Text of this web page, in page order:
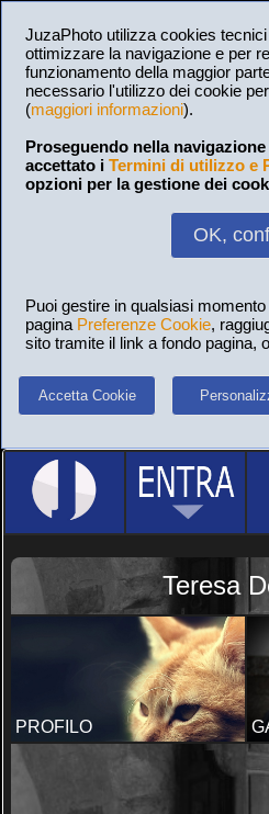
JuzaPhoto utilizza cookies
ottimizzare la navigazione e per
funzionamento della maggior
necessario l'utilizzo dei cookie
(maggiori informazioni).
Proseguendo nella
accettato i Termini di utilizzo e
opzioni per la gestione dei
OK,
Puoi gestire in qualsiasi
pagina Preferenze Cookie,
sito tramite il link a fondo pagina,
Accetta Cookie
Teresa
PROFILO